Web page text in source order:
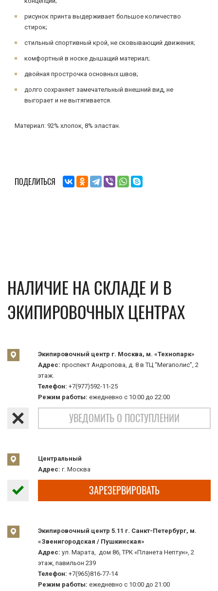
рисунок принта выдерживает большое количество
стирок;
стильный спортивный крой, не сковывающий движения;
комфортный в носке дышащий материал;
двойная прострочка основных швов;
долго сохраняет замечательный внешний вид, не
выгорает и не вытягивается.
Материал: 92% хлопок, 8% эластан.
ПОДЕЛИТЬСЯ
НАЛИЧИЕ НА СКЛАДЕ И В
ЭКИПИРОВОЧНЫХ ЦЕНТРАХ
Экипировочный центр г. Москва, м. «Технопарк»
Адрес: проспект Андропова, д. 8 в ТЦ “Мегаполис”, 2
этаж.
Телефон: +7(977)592-11-25
Режим работы: ежедневно с 10:00 до 22:00
УВЕДОМИТЬ О ПОСТУПЛЕНИИ
Центральный
Адрес: г. Москва
ЗАРЕЗЕРВИРОВАТЬ
Экипировочный центр 5.11 г. Санкт-Петербург, м.
«Звенигородская / Пушкинская»
Адрес: ул. Марата, дом 86, ТРК «Планета Нептун», 2
этаж, павильон 239
Телефон: +7(965)816-77-14
Режим работы: ежедневно с 10:00 до 21:00